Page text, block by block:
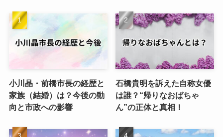
小川晶・前橋市長の経歴と
家族（結婚）は？今後の動
向と市政への影響
石橋貴明を訴えた自称女優
は誰？“帰りなおばちゃ
ん”の正体と真相！